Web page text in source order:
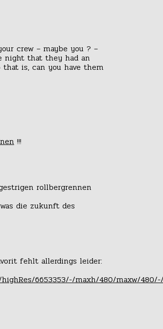
crew – maybe you ? –
that they had an
is, can you have them
!!!
rollbergrennen
die zukunft des
fehlt allerdings leider:
6653353/-/maxh/480/maxw/480/-/